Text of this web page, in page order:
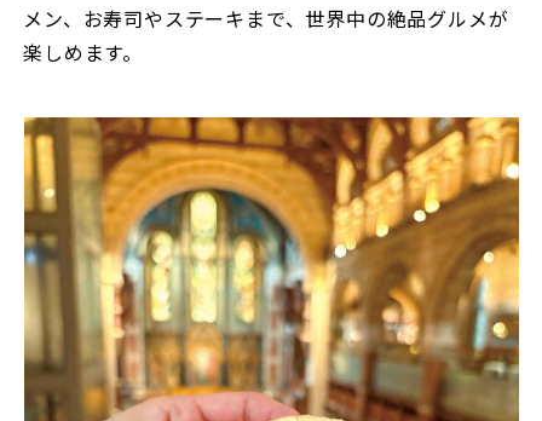
メン、お寿司やステーキまで、世界中の絶品グルメが
楽しめます。